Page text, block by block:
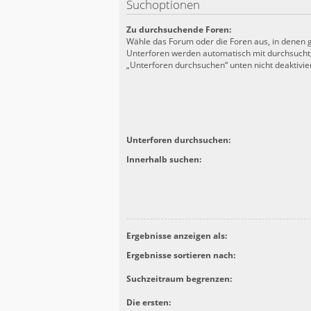
Suchoptionen
Zu durchsuchende Foren:
Wähle das Forum oder die Foren aus, in denen
Unterforen werden automatisch mit
„Unterforen durchsuchen“ unten nicht
Unterforen durchsuchen:
Innerhalb suchen:
Ergebnisse anzeigen als:
Ergebnisse sortieren nach:
Suchzeitraum begrenzen:
Die ersten: